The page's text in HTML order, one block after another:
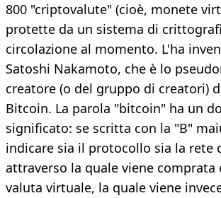
800 "criptovalute" (cioè, monete
protette da un sistema di
circolazione al momento. L'ha
Satoshi Nakamoto, che è lo
creatore (o del gruppo di creatori)
Bitcoin. La parola "bitcoin" ha un
significato: se scritta con la "B"
indicare sia il protocollo sia la rete
attraverso la quale viene comprata
valuta virtuale, la quale viene